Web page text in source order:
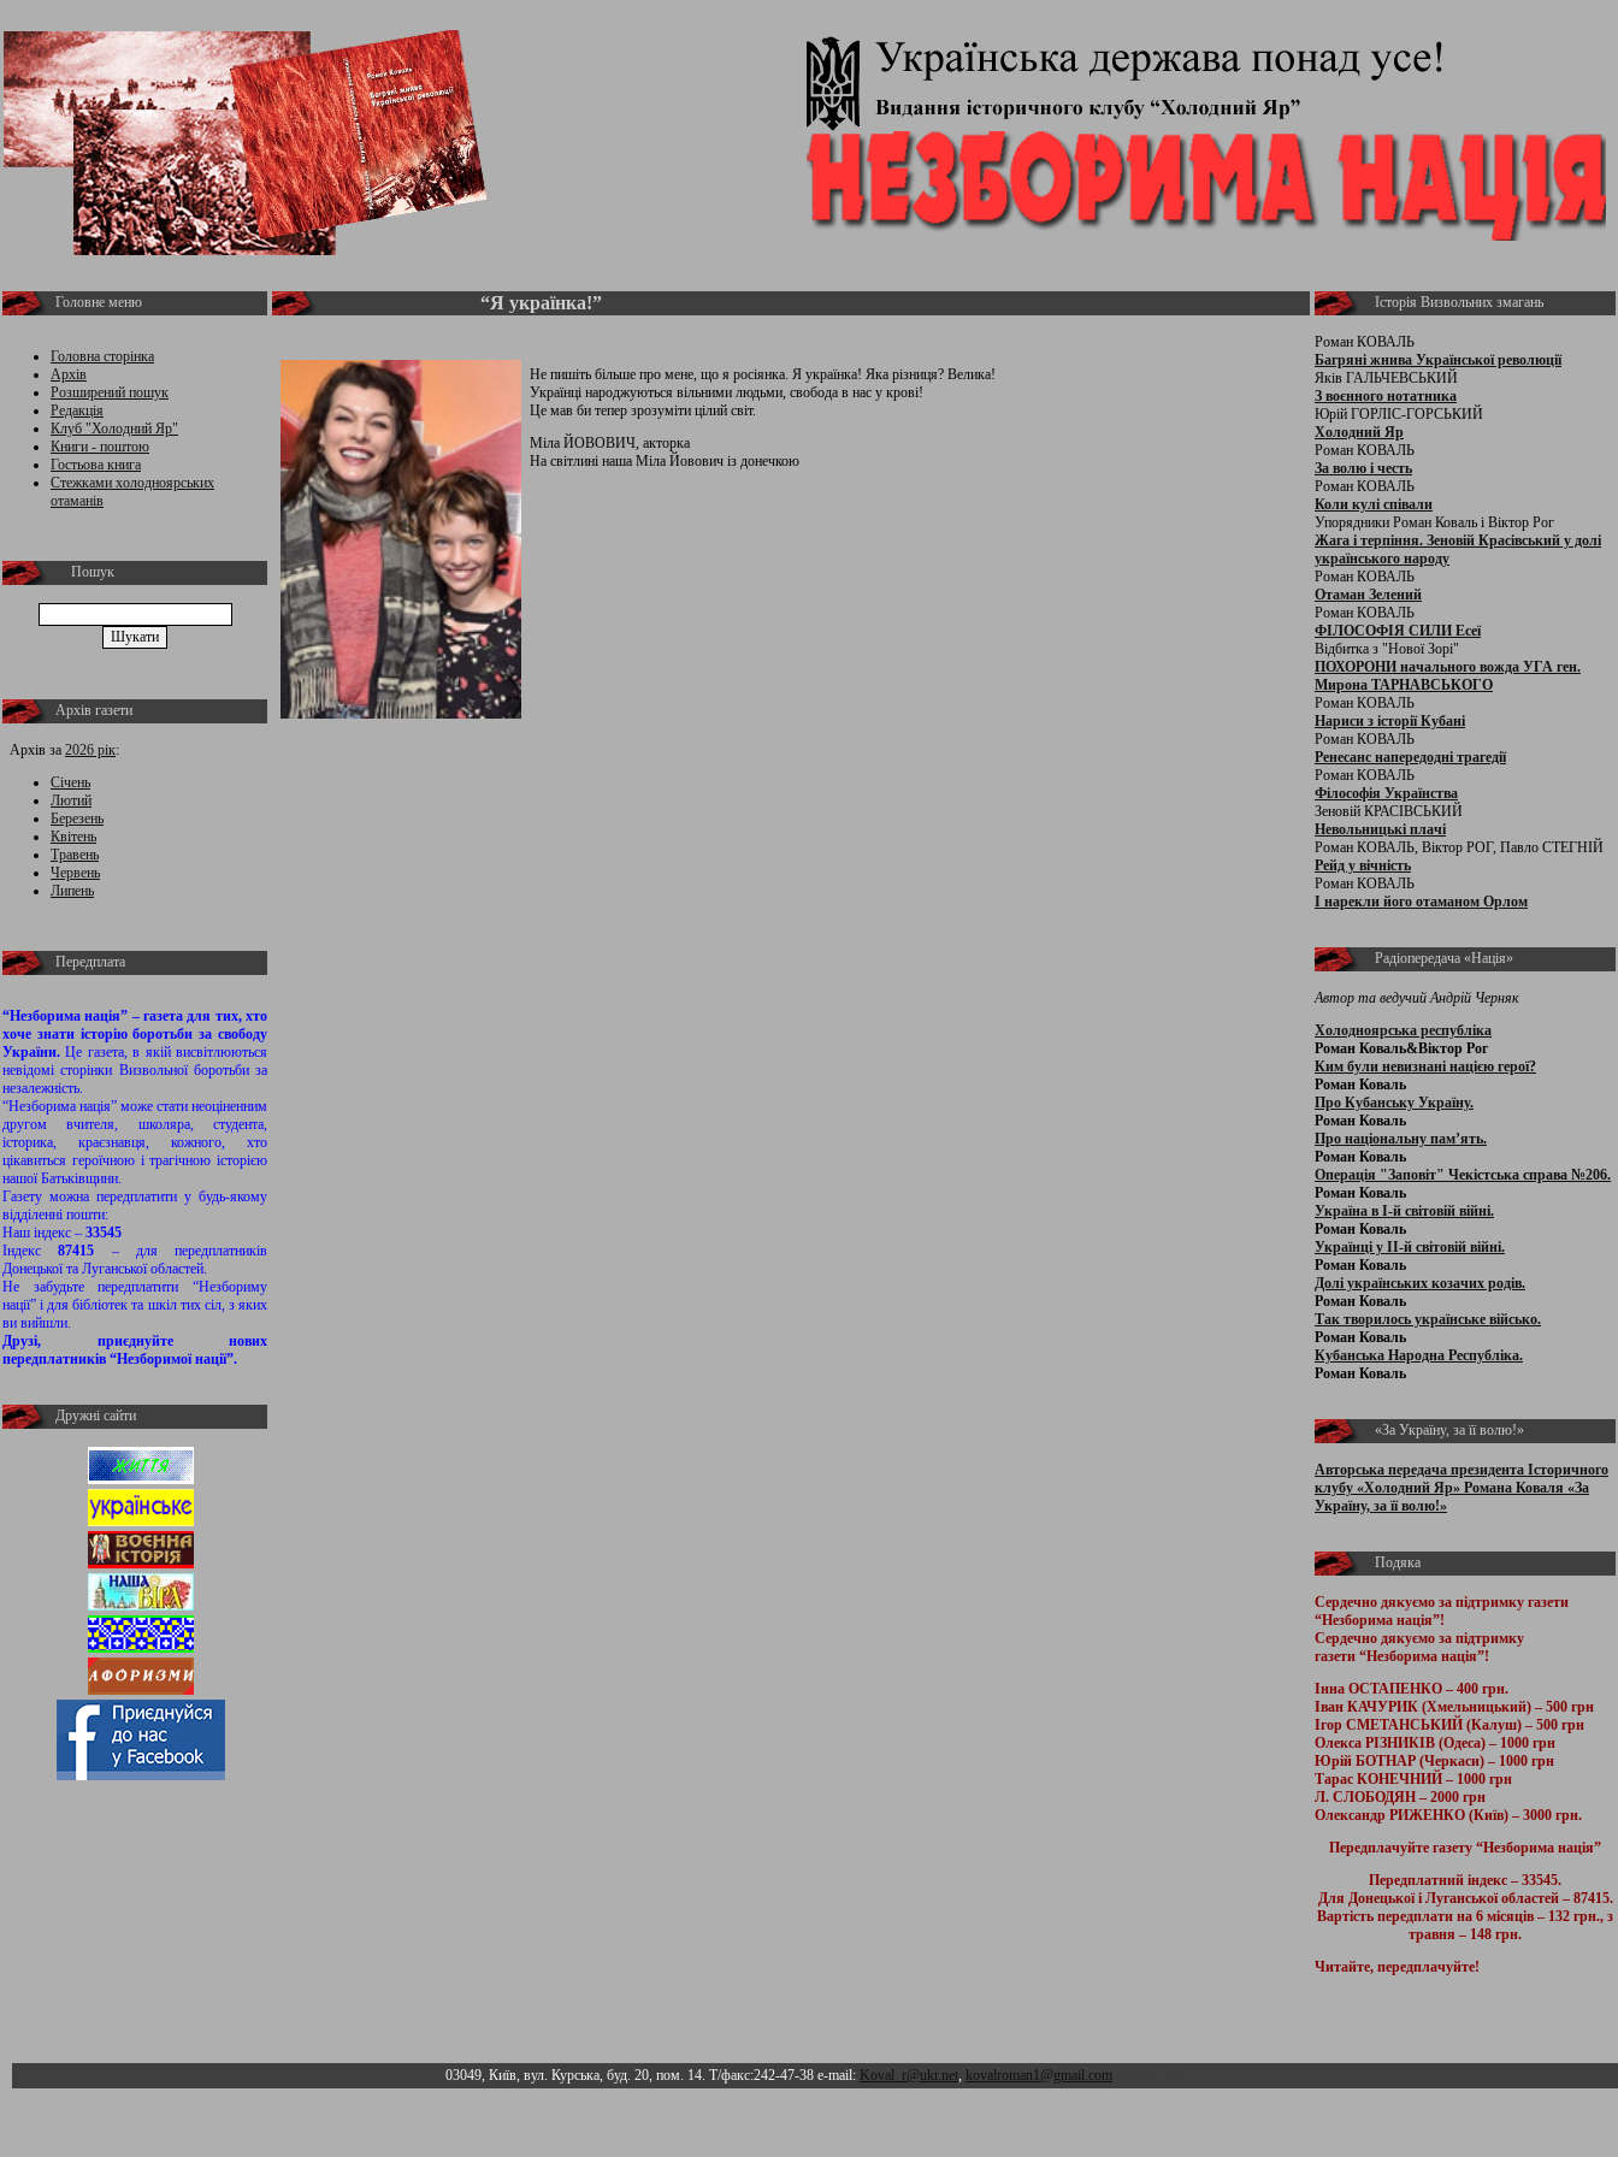
Головне меню
Головна сторінка
Архів
Розширений пошук
Редакція
Клуб "Холодний Яр"
Книги - поштою
Гостьова книга
Стежками холодноярських
отаманів
Пошук
Архів газети
Архів за 2026 рік:
Січень
Лютий
Березень
Квітень
Травень
Червень
Липень
Передплата
“Незборима нація” – газета для тих, хто
хоче знати історію боротьби за свободу
України.Це газета, в якій висвітлюються
невідомі сторінки Визвольної боротьби за
незалежність.
“Незборима нація” може стати неоціненним
другом вчителя, школяра, студента,
історика, краєзнавця, кожного, хто
цікавиться героїчною і трагічною історією
нашої Батьківщини.
Газету можна передплатити у будь-якому
відділенні пошти:
Наш індекс – 33545
Індекс87415 – для передплатників
Донецької та Луганської областей.
Не забудьте передплатити “Незбориму
нації” і для бібліотек та шкіл тих сіл, з яких
ви вийшли.
Друзі, приєднуйте нових
передплатників “Незборимої нації”.
Дружні сайти
“Я українка!”
Не пишіть більше про мене, що я росіянка. Я українка! Яка різниця? Велика!
Українці народжуються вільними людьми, свобода в нас у крові!
Це мав би тепер зрозуміти цілий світ.
Міла ЙОВОВИЧ, акторка
На світлині наша Міла Йовович із донечкою
Історія Визвольних змагань
Роман КОВАЛЬ
Багряні жнива Української революції
Яків ГАЛЬЧЕВСЬКИЙ
З воєнного нотатника
Юрій ГОРЛІС-ГОРСЬКИЙ
Холодний Яр
Роман КОВАЛЬ
За волю і честь
Роман КОВАЛЬ
Коли кулі співали
Упорядники Роман Коваль і Віктор Рог
Жага і терпіння. Зеновій Красівський у долі
українського народу
Роман КОВАЛЬ
Отаман Зелений
Роман КОВАЛЬ
ФІЛОСОФІЯ СИЛИ Есеї
Відбитка з "Нової Зорі"
ПОХОРОНИ начального вожда УГА ген.
Мирона ТАРНАВСЬКОГО
Роман КОВАЛЬ
Нариси з історії Кубані
Роман КОВАЛЬ
Ренесанс напередодні трагедії
Роман КОВАЛЬ
Філософія Українства
Зеновій КРАСІВСЬКИЙ
Невольницькі плачі
Роман КОВАЛЬ, Віктор РОГ, Павло СТЕГНІЙ
Рейд у вічність
Роман КОВАЛЬ
І нарекли його отаманом Орлом
Радіопередача «Нація»
Автор та ведучий Андрій Черняк
Холодноярська республіка
Роман Коваль&Віктор Рог
Ким були невизнані нацією герої?
Роман Коваль
Про Кубанську Україну.
Роман Коваль
Про національну пам’ять.
Роман Коваль
Операція "Заповіт" Чекістська справа №206.
Роман Коваль
Україна в І-й світовій війні.
Роман Коваль
Українці у ІІ-й світовій війні.
Роман Коваль
Долі українських козачих родів.
Роман Коваль
Так творилось українське військо.
Роман Коваль
Кубанська Народна Республіка.
Роман Коваль
«За Україну, за її волю!»
Авторська передача президента Історичного
клубу «Холодний Яр» Романа Коваля «За
Україну, за її волю!»
Подяка
Сердечно дякуємо за підтримку газети
“Незборима нація”!
Сердечно дякуємо за підтримку
газети “Незборима нація”!
Інна ОСТАПЕНКО – 400 грн.
Іван КАЧУРИК (Хмельницький) – 500 грн
Ігор СМЕТАНСЬКИЙ (Калуш) – 500 грн
Олекса РІЗНИКІВ (Одеса) – 1000 грн
Юрій БОТНАР (Черкаси) – 1000 грн
Тарас КОНЕЧНИЙ – 1000 грн
Л. СЛОБОДЯН – 2000 грн
Олександр РИЖЕНКО (Київ) – 3000 грн.
Передплачуйте газету “Незборима нація”
Передплатний індекс – 33545.
Для Донецької і Луганської областей – 87415.
Вартість передплати на 6 місяців – 132 грн., з
травня – 148 грн.
Читайте, передплачуйте!
03049, Київ, вул. Курська, буд. 20, пом. 14. Т/факс:242-47-38 e-mail: Koval_r@ukr.net, kovalroman1@gmail.com